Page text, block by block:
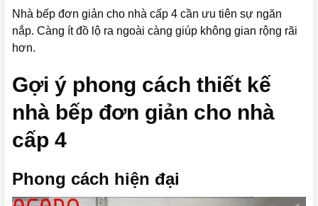
Nhà bếp đơn giản cho nhà cấp 4 cần ưu tiên sự ngăn
nắp. Càng ít đồ lộ ra ngoài càng giúp không gian rộng rãi
hơn.
Gợi ý phong cách thiết kế
nhà bếp đơn giản cho nhà
cấp 4
Phong cách hiện đại